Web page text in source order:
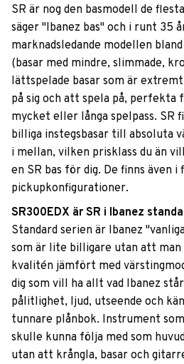
SR är nog den basmodell de
säger "Ibanez bas" och i runt 35
marknadsledande modellen
(basar med mindre, slimmade,
lättspelade basar som är
på sig och att spela på, perfekta
mycket eller långa spelpass. SR
billiga instegsbasar till absoluta
i mellan, vilken prisklass du än
en SR bas för dig. De finns även
pickupkonfigurationer.
SR300EDX är SR i Ibanez
Standard serien är Ibanez
som är lite billigare utan att
kvalitén jämfört med
dig som vill ha allt vad Ibanez
pålitlighet, ljud, utseende och
tunnare plånbok. Instrument
skulle kunna följa med som
utan att krångla, basar och